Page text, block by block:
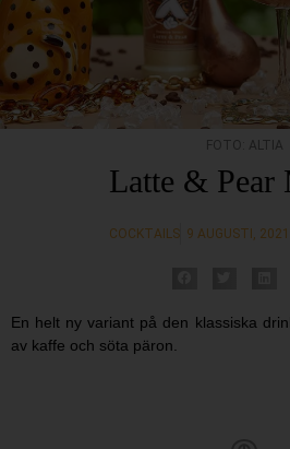
FOTO: ALTIA
Latte & Pear
COCKTAILS 9 AUGUSTI, 2021
En helt ny variant på den klassiska
av kaffe och söta päron.